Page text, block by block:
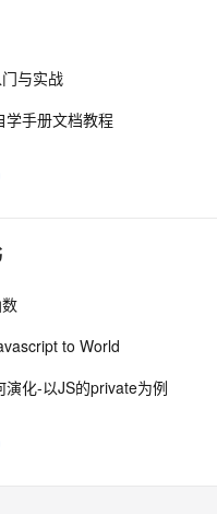
优雅草卓伊
享给你们-为了C站的分拼一下子
技术篇-js获取表格元素tr、th
中的Math对象
与实战
学手册文档教程
to World
演化-以JS的private为例